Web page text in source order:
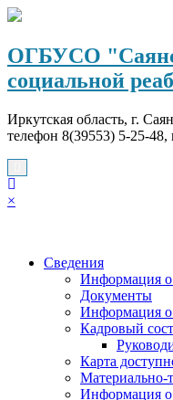
Перейти
содержимому
ОГБУСО
социальной
Иркутская область, г.
телефон 8(39553) 5-25-48,
×
Сведения
Информация о
Документы
Информация о
Кадровый
Карта
Материально-
Информация о